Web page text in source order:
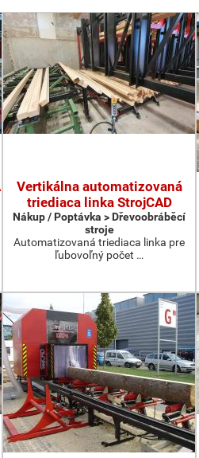
Vertikálna automatizovaná
triediaca linka StrojCAD
Nákup / Poptávka > Dřevoobráběcí
stroje
Automatizovaná triediaca linka pre
ľubovoľný počet …